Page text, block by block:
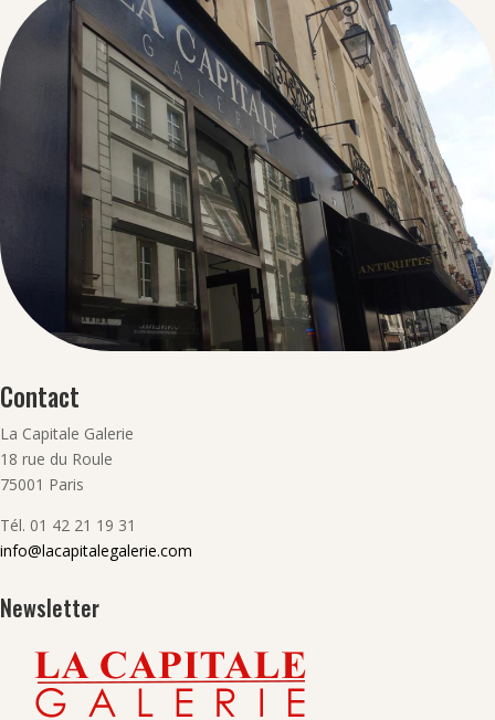
Contact
La Capitale Galerie
18 rue du Roule
75001 Paris
Tél. 01 42 21 19 31
info@lacapitalegalerie.com
Newsletter